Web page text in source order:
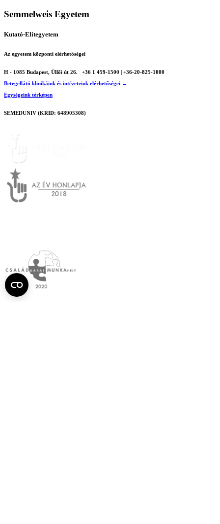
Semmelweis Egyetem
Kutató-Elitegyetem
Az egyetem központi elérhetőségei
H - 1085 Budapest, Üllői út 26.
+36 1 459-1500 | +36-20-825-1000
Betegellátó klinikáink és intézeteink elérhetőségei →
Egységeink térképen
SEMEDUNIV (KRID: 648905308)